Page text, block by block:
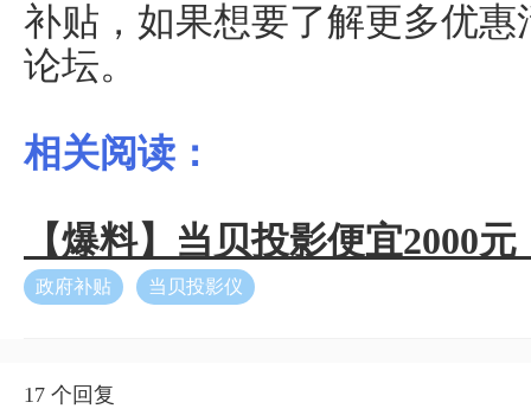
补贴，如果想要了解更多优
论坛。
相关阅读：
【爆料】当贝投影便宜2000
政府补贴 当贝投影仪
17 个回复